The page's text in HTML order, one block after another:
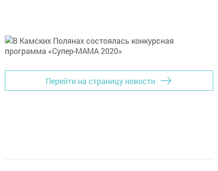
Перейти на страницу новости